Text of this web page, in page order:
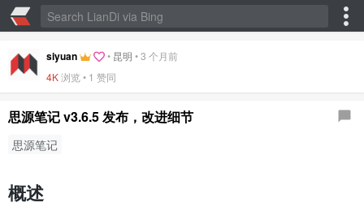
siyuan • 昆明 •3 个月前
4K浏览 • 1 赞同
思源笔记 v3.6.5 发布，改进细节
思源笔记
概述